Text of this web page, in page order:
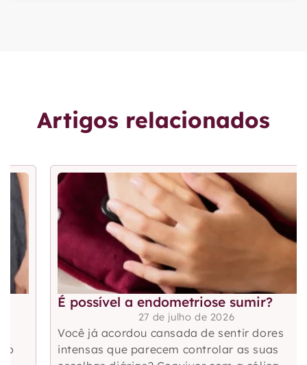
Artigos relacionados
É possível a endometriose sumir?
27 de julho de 2026
Você já acordou cansada de sentir dores
intensas que parecem controlar as suas